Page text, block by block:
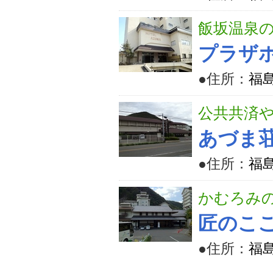
飯坂温泉
プラザ
●住所： 福
公共共済
あづま
●住所： 福
かむろみ
匠のこ
●住所： 福